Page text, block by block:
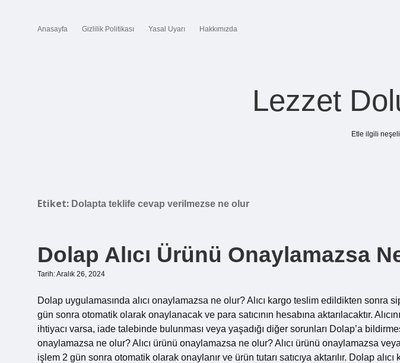
Anasayfa Gizlilik Politikası Yasal Uyarı Hakkımızda
Lezzet
Etle ilgili
Etiket: Dolapta teklife cevap verilmezse ne olur
Dolap Alıcı Ürünü Onaylamazsa
Tarih: Aralık 26, 2024
Dolap uygulamasında alıcı onaylamazsa ne olur? Alıcı kargo teslim edildikten sonra
gün sonra otomatik olarak onaylanacak ve para satıcının hesabına aktarılacaktır.
ihtiyacı varsa, iade talebinde bulunması veya yaşadığı diğer sorunları Dolap’a
onaylamazsa ne olur? Alıcı ürünü onaylamazsa ne olur? Alıcı ürünü onaylamazsa
işlem 2 gün sonra otomatik olarak onaylanır ve ürün tutarı satıcıya aktarılır. Dolap